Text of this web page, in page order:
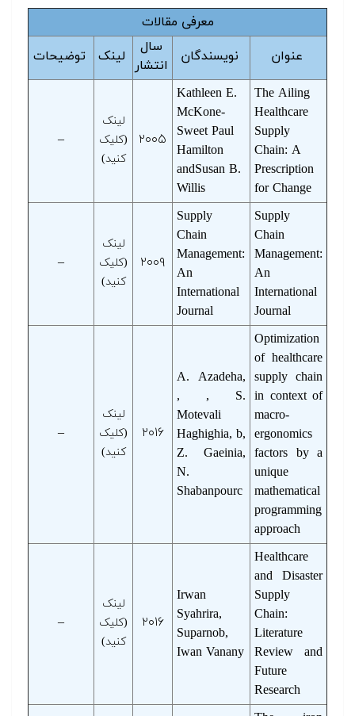
معرفی مقالات
عنوان
نویسندگان
سال
انتشار
لینک توضیحات
The Ailing
Healthcare
Supply
Chain: A
Prescription
for Change
Kathleen E.
McKone-
Sweet Paul
Hamilton
andSusan B.
Willis
۲۰۰۵
لینک
(کلیک
کنید)
–
Supply
Chain
Management:
An
International
Journal
Supply
Chain
Management:
An
International
Journal
۲۰۰۹
لینک
(کلیک
کنید)
–
Optimization
of healthcare
supply chain
in context of
macro-
ergonomics
factors by a
unique
mathematical
programming
approach
A. Azadeha,
, , S.
Motevali
Haghighia, b,
Z. Gaeinia,
N.
Shabanpourc
۲۰۱۶
لینک
(کلیک
کنید)
–
Healthcare
and Disaster
Supply
Chain:
Literature
Review and
Future
Research
Irwan
Syahrira,
Suparnob,
Iwan Vanany
۲۰۱۶
لینک
(کلیک
کنید)
–